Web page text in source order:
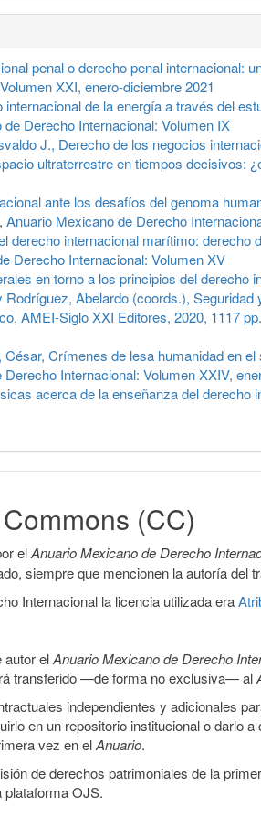
penal o derecho penal internacional:
XXI, enero-diciembre 2021
internacional de la energía a través del
Derecho Internacional: Volumen IX
J., Derecho de los negocios
ultraterrestre en tiempos decisivos:
ante los desafíos del genoma
, Anuario Mexicano de Derecho
derecho internacional marítimo:
Derecho Internacional: Volumen XV
en torno a los principios del derecho
Rodríguez, Abelardo (coords.),
AMEI-Siglo XXI Editores, 2020, 1117 pp.
César, Crímenes de lesa humanidad en
Internacional: Volumen XXIV,
acerca de la enseñanza del derecho
(CC)
elAnuario Mexicano de Derecho
siempre que mencionen la autoría del
Internacional la licencia utilizada era
autor elAnuario Mexicano de Derecho
transferido —de forma no exclusiva— al
independientes y adicionales
en un repositorio institucional o darlo
vez en elAnuario.
de derechos patrimoniales de la
plataforma OJS.